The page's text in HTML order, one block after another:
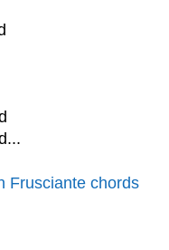
Frusciante chords